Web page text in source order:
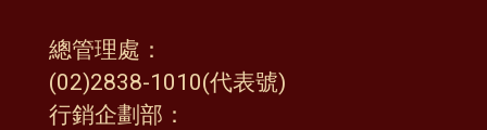
總管理處：
(02)2838-1010(代表號)
行銷企劃部：